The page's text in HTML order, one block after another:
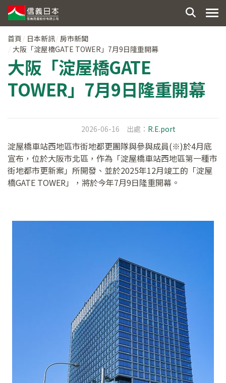
首頁 日本新訊 房市新聞
大阪「淀屋橋GATE TOWER」7月9日隆重開幕
大阪「淀屋橋GATE
TOWER」7月9日隆重開幕
2026-06-16 出處： R.E.port
淀屋橋車站西地區市街地都更團隊與參與成員(※)於4月底
宣布，位於大阪市北區，作為「淀屋橋車站西地區第一種市
街地都市更新案」所開發、並於2025年12月竣工的「淀屋
橋GATE TOWER」，將於今年7月9日隆重開幕。